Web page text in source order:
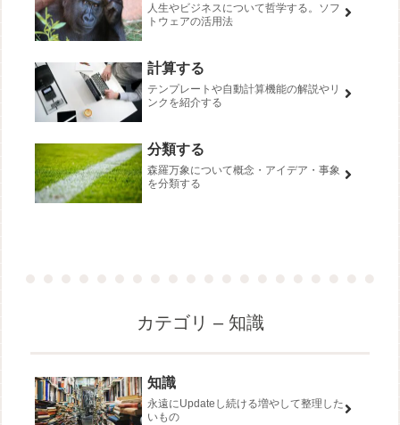
人生やビジネスについて哲学する。ソフ
トウェアの活用法
計算する
テンプレートや自動計算機能の解説やリ
ンクを紹介する
分類する
森羅万象について概念・アイデア・事象
を分類する
カテゴリ – 知識
知識
永遠にUpdateし続ける増やして整理した
いもの